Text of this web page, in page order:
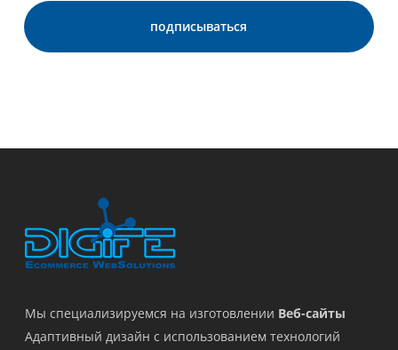
Мы специализируемся на изготовлении Веб-сайты
Адаптивный дизайн с использованием технологий